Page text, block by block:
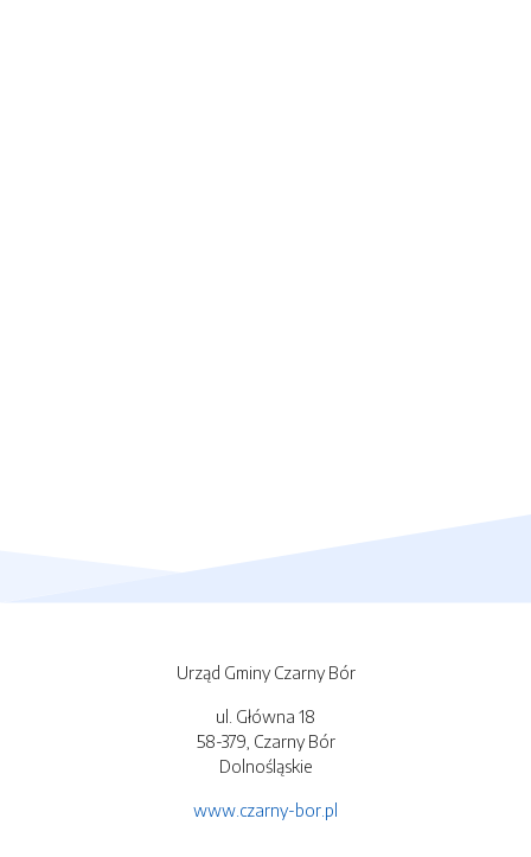
Urząd Gminy Czarny Bór
ul. Główna 18
58-379, Czarny Bór
Dolnośląskie
www.czarny-bor.pl